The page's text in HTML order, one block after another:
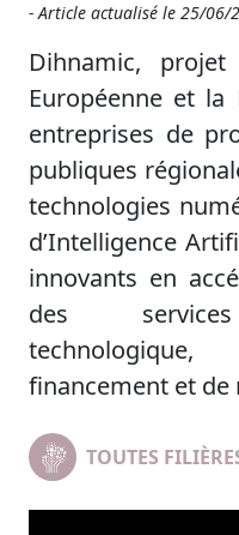
- Article actualisé le 25/06/
Dihnamic,
Européenne et la
entreprises de
publiques
technologies
d’Intelligence
innovants en
des services
financement et de
TOUTES